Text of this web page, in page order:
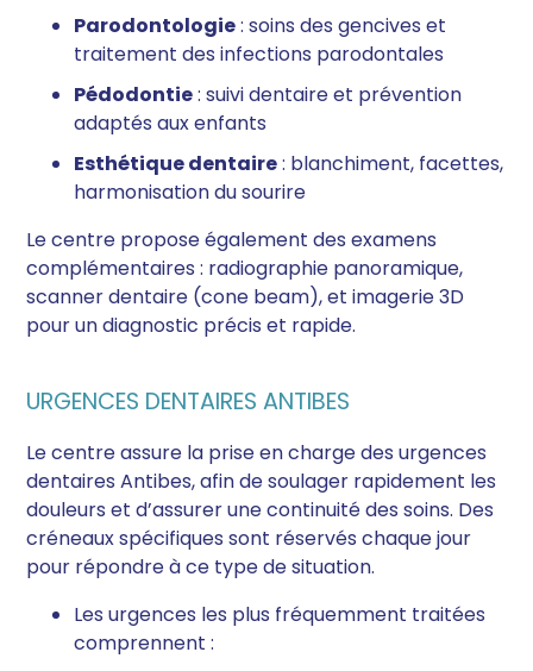
Parodontologie: soins des gencives et
traitement des infections parodontales
Pédodontie: suivi dentaire et prévention
adaptés aux enfants
Esthétique dentaire: blanchiment, facettes,
harmonisation du sourire
Le centre propose également des examens
complémentaires : radiographie panoramique,
scanner dentaire (cone beam), et imagerie 3D
pour un diagnostic précis et rapide.
URGENCES DENTAIRES ANTIBES
Le centre assure la prise en charge des urgences
dentaires Antibes, afin de soulager rapidement les
douleurs et d’assurer une continuité des soins. Des
créneaux spécifiques sont réservés chaque jour
pour répondre à ce type de situation.
Les urgences les plus fréquemment traitées
comprennent :